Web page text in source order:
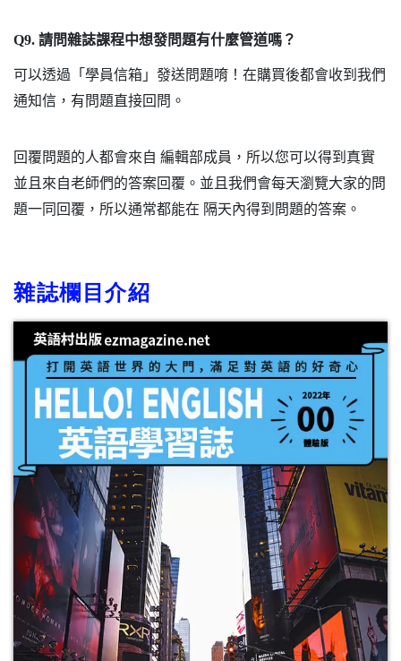
Q9. 請問雜誌課程中想發問題有什麼管道嗎？
可以透過「學員信箱」發送問題唷！在購買後都會收到我們
通知信，有問題直接回問。
回覆問題的人都會來自 編輯部成員，所以您可以得到真實
並且來自老師們的答案回覆。並且我們會每天瀏覽大家的問
題一同回覆，所以通常都能在 隔天內得到問題的答案。
雜誌欄目介紹